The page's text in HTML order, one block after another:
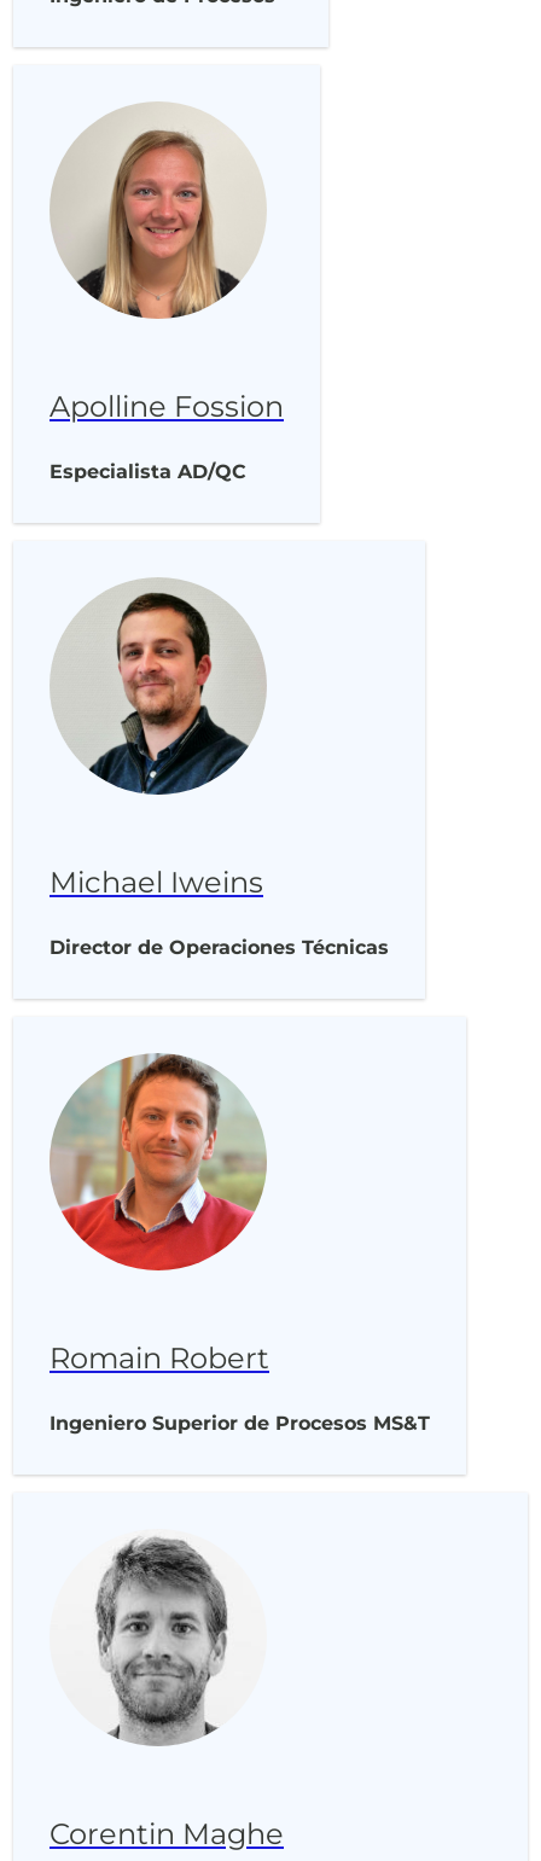
Apolline Fossion
Especialista AD/QC
Michael Iweins
Director de Operaciones Técnicas
Romain Robert
Ingeniero Superior de Procesos MS&T
Corentin Maghe